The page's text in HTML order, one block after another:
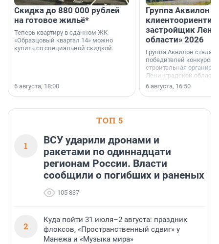
Скидка до 880 000 рублей
на готовое жильё*
Теперь квартиру в сданном ЖК
«Образцовый квартал 14» можно
купить со специальной скидкой.
6 августа, 18:00
Группа Аквилон
застройщик
области» 2026
Группа Аквилон стала
победителей конкурса
строительная
Ленинградской области
номинации «Самый
застройщик
области».
6 августа, 16:50
ТОП 5
1
ВСУ ударили дронами и
ракетами по одиннадцати
регионам России. Власти
сообщили о погибших и раненых
105 837
2
Куда пойти 31 июля–2 августа: праздник
флоксов, «Пространственный сдвиг» у
Манежа и «Музыка мира»